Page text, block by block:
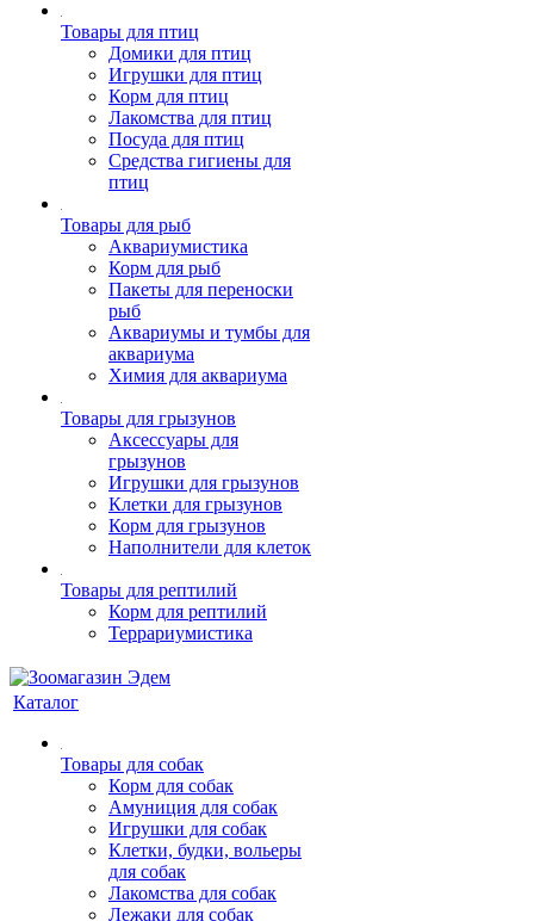
Товары для птиц
Домики для птиц
Игрушки для птиц
Корм для птиц
Лакомства для птиц
Посуда для птиц
Средства гигиены для
птиц
Товары для рыб
Аквариумистика
Корм для рыб
Пакеты для переноски
рыб
Аквариумы и тумбы для
аквариума
Химия для аквариума
Товары для грызунов
Аксессуары для
грызунов
Игрушки для грызунов
Клетки для грызунов
Корм для грызунов
Наполнители для клеток
Товары для рептилий
Корм для рептилий
Террариумистика
Каталог
Товары для собак
Корм для собак
Амуниция для собак
Игрушки для собак
Клетки, будки, вольеры
для собак
Лакомства для собак
Лежаки для собак